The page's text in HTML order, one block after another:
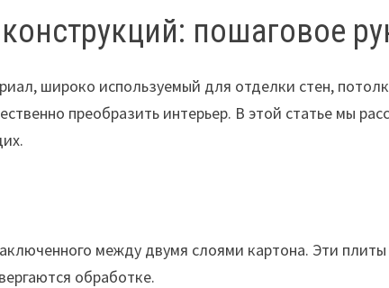
пошаговое
широко используемый для отделки стен,
преобразить интерьер. В этой статье мы
между двумя слоями картона. Эти
обработке.